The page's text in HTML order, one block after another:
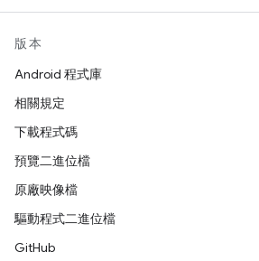
版本
Android 程式庫
相關規定
下載程式碼
預覽二進位檔
原廠映像檔
驅動程式二進位檔
GitHub